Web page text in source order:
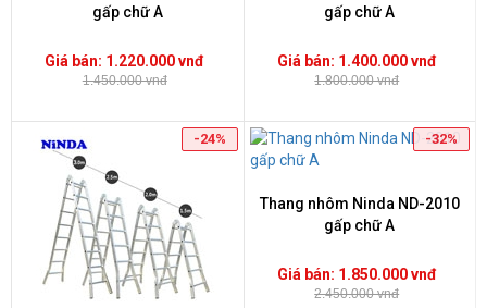
gấp chữ A
Giá bán: 1.220.000 vnđ
1.450.000 vnđ
gấp chữ A
Giá bán: 1.400.000 vnđ
1.800.000 vnđ
-24%
Thang nhôm Ninda ND-2010
gấp chữ A
Giá bán: 1.850.000 vnđ
2.450.000 vnđ
-32%